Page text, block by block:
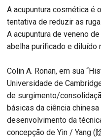
A acupuntura cosmética é
tentativa de reduzir as
A acupuntura de veneno
abelha purificado e diluído
Colin A. Ronan, em sua
Universidade de
de surgimento/
básicas da ciência
desenvolvimento da
concepção de Yin / Yang (